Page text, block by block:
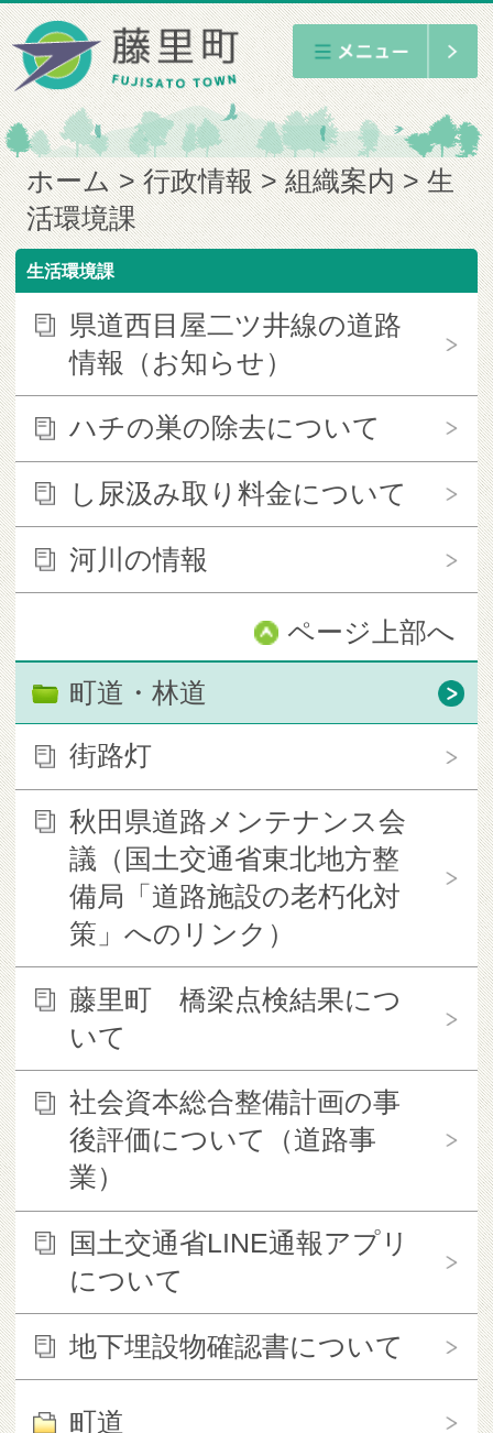
ホーム 行政情報 組織案内
生
活環境課
生活環境課
県道西目屋二ツ井線の道路
情報（お知らせ）
ハチの巣の除去について
し尿汲み取り料金について
河川の情報
ページ上部へ
町道・林道
街路灯
秋田県道路メンテナンス会
議（国土交通省東北地方整
備局「道路施設の老朽化対
策」へのリンク）
藤里町 橋梁点検結果につ
いて
社会資本総合整備計画の事
後評価について（道路事
業）
国土交通省LINE通報アプリ
について
地下埋設物確認書について
町道